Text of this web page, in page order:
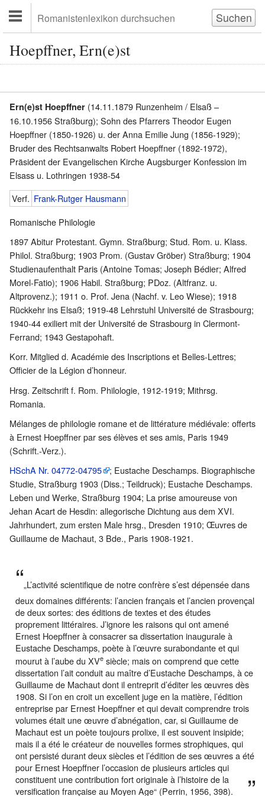
Hoepffner, Ern(e)st
Ern(e)st Hoepffner (14.11.1879 Runzenheim / Elsaß –
16.10.1956 Straßburg); Sohn des Pfarrers Theodor Eugen
Hoepffner (1850-1926) u. der Anna Emilie Jung (1856-1929);
Bruder des Rechtsanwalts Robert Hoepffner (1892-1972),
Präsident der Evangelischen Kirche Augsburger Konfession im
Elsass u. Lothringen 1938-54
Verf. Frank-Rutger Hausmann
Romanische Philologie
1897 Abitur Protestant. Gymn. Straßburg; Stud. Rom. u. Klass.
Philol. Straßburg; 1903 Prom. (Gustav Gröber) Straßburg; 1904
Studienaufenthalt Paris (Antoine Tomas; Joseph Bédier; Alfred
Morel-Fatio); 1906 Habil. Straßburg; PDoz. (Altfranz. u.
Altprovenz.); 1911 o. Prof. Jena (Nachf. v. Leo Wiese); 1918
Rückkehr ins Elsaß; 1919-48 Lehrstuhl Université de Strasbourg;
1940-44 exiliert mit der Université de Strasbourg in Clermont-
Ferrand; 1943 Gestapohaft.
Korr. Mitglied d. Académie des Inscriptions et Belles-Lettres;
Officier de la Légion d’honneur.
Hrsg. Zeitschrift f. Rom. Philologie, 1912-1919; Mithrsg.
Romania.
Mélanges de philologie romane et de littérature médiévale: offerts
à Ernest Hoepffner par ses élèves et ses amis, Paris 1949
(Schrift.-Verz.).
HSchA Nr. 04772-04795
; Eustache Deschamps. Biographische
Studie, Straßburg 1903 (Diss.; Teildruck); Eustache Deschamps.
Leben und Werke, Straßburg 1904; La prise amoureuse von
Jehan Acart de Hesdin: allegorische Dichtung aus dem XVI.
Jahrhundert, zum ersten Male hrsg., Dresden 1910; Œuvres de
Guillaume de Machaut, 3 Bde., Paris 1908-1921.
„L’activité scientifique de notre confrère s’est dépensée dans
deux domaines différents: l’ancien français et l’ancien provençal
de deux sortes: des éditions de textes et des études
proprement littéraires. J’ignore les raisons qui ont amené
Ernest Hoepffner à consacrer sa dissertation inaugurale à
Eustache Deschamps, poète à l’œuvre surabondante et qui
mourut à l’aube du XVe siècle; mais on comprend que cette
dissertation l’ait conduit au maître d’Eustache Deschamps, à ce
Guillaume de Machaut dont il entreprit d’éditer les œuvres dès
1908. Si l’on en croit un excellent juge en la matière, l’édition
entreprise par Ernest Hoepffner et qui devait comprendre trois
volumes était une œuvre d’abnégation, car, si Guillaume de
Machaut est un poète toujours prolixe, il est souvent insipide;
mais il a été le créateur de nouvelles formes strophiques, qui
ont persisté durant deux siècles et l’édition de ses œuvres a été
pour Ernest Hoepffner l’occasion de plusieurs articles qui
constituent une contribution fort originale à l’histoire de la
versification française au Moyen Age“ (Perrin, 1956, 398).